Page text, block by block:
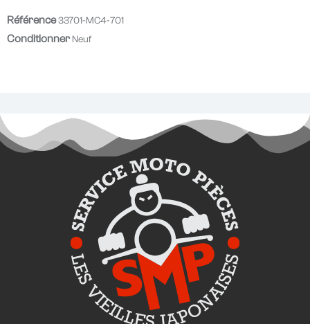
Référence33701-MC4-701
Conditionner Neuf